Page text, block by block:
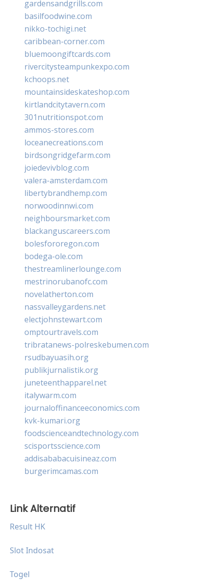
gardensandgrills.com
basilfoodwine.com
nikko-tochigi.net
caribbean-corner.com
bluemoongiftcards.com
rivercitysteampunkexpo.com
kchoops.net
mountainsideskateshop.com
kirtlandcitytavern.com
301nutritionspot.com
ammos-stores.com
loceanecreations.com
birdsongridgefarm.com
joiedevivblog.com
valera-amsterdam.com
libertybrandhemp.com
norwoodinnwi.com
neighboursmarket.com
blackanguscareers.com
bolesfororegon.com
bodega-ole.com
thestreamlinerlounge.com
mestrinorubanofc.com
novelatherton.com
nassvalleygardens.net
electjohnstewart.com
omptourtravels.com
tribratanews-polreskebumen.com
rsudbayuasih.org
publikjurnalistik.org
juneteenthapparel.net
italywarm.com
journaloffinanceeconomics.com
kvk-kumari.org
foodscienceandtechnology.com
scisportsscience.com
addisababacuisineaz.com
burgerimcamas.com
Link Alternatif
Result HK
Slot Indosat
Togel